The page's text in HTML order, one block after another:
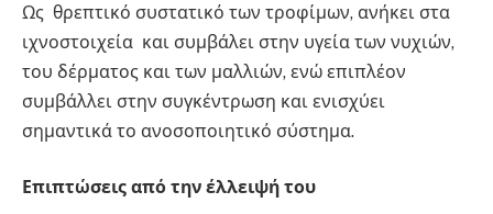
Ως θρεπτικό συστατικό των τροφίμων, ανήκει στα
ιχνοστοιχεία και συμβάλει στην υγεία των νυχιών,
του δέρματος και των μαλλιών, ενώ επιπλέον
συμβάλλει στην συγκέντρωση και ενισχύει
σημαντικά το ανοσοποιητικό σύστημα.
Επιπτώσεις από την έλλειψή του